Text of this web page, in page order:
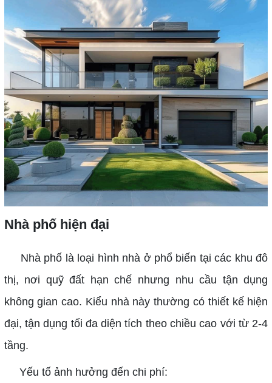
Nhà phố hiện đại
Nhà phố là loại hình nhà ở phổ biến tại các khu đô
thị, nơi quỹ đất hạn chế nhưng nhu cầu tận dụng
không gian cao. Kiểu nhà này thường có thiết kế hiện
đại, tận dụng tối đa diện tích theo chiều cao với từ 2-4
tầng.
Yếu tố ảnh hưởng đến chi phí: